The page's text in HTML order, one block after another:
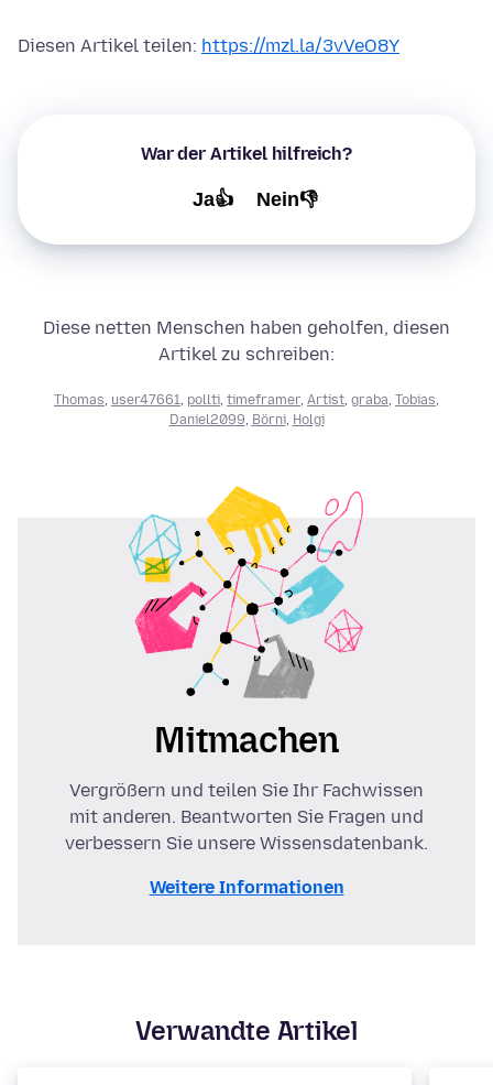
Diesen Artikel teilen: https://mzl.la/3vVeO8Y
War der Artikel hilfreich?
Ja👍 Nein👎
Diese netten Menschen haben geholfen, diesen
Artikel zu schreiben:
Thomas user47661 pollti timeframer, Artist graba Tobias
Daniel2099 Börni, Holgi
Mitmachen
Vergrößern und teilen Sie Ihr Fachwissen
mit anderen. Beantworten Sie Fragen und
verbessern Sie unsere Wissensdatenbank.
Weitere Informationen
Verwandte Artikel